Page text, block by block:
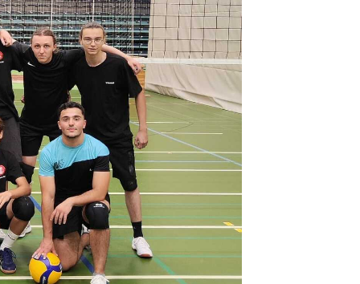
1837 Hanau a.V.
Schleißner-Weg 4
hanau.de
Sportangebot